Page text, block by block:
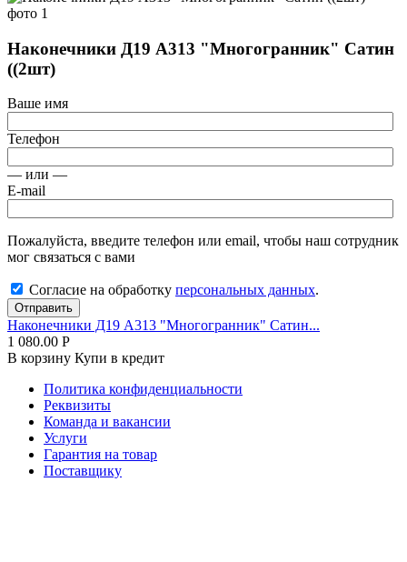
Наконечники Д19 А313 "Многогранник" Сатин
((2шт)
Ваше имя
Телефон
— или —
E-mail
Пожалуйста, введите телефон или email, чтобы наш сотрудник
мог связаться с вами
Согласие на обработку персональных данных.
Отправить
Наконечники Д19 А313 "Многогранник" Сатин...
1 080.00 Р
В корзину Купи в кредит
Политика конфиденциальности
Реквизиты
Команда и вакансии
Услуги
Гарантия на товар
Поставщику